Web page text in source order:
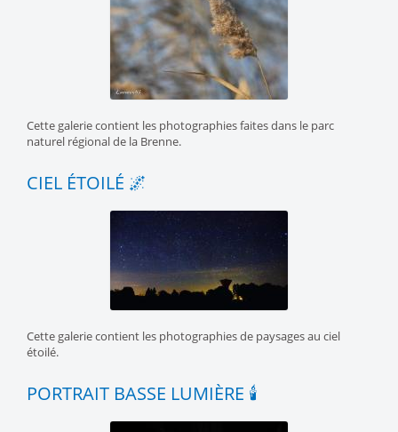
Cette galerie contient les photographies faites dans le parc
naturel régional de la Brenne.
CIEL ÉTOILÉ 🌌
Cette galerie contient les photographies de paysages au ciel
étoilé.
PORTRAIT BASSE LUMIÈRE 🕯️